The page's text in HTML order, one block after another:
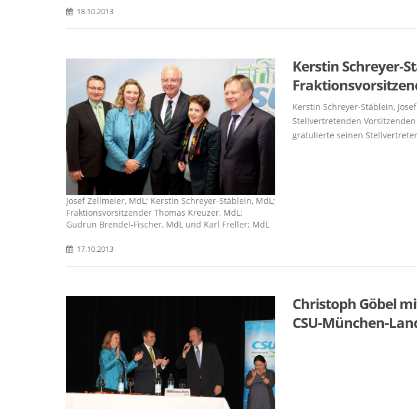
18.10.2013
Josef Zellmeier, MdL; Kerstin Schreyer-Stäblein, MdL;
Fraktionsvorsitzender Thomas Kreuzer, MdL;
Gudrun Brendel-Fischer, MdL und Karl Freller; MdL
Kerstin Schreyer-
Kerstin Schreyer-Stäblein,
Stellvertretenden
gratulierte seinen
17.10.2013
Christoph Göbel
CSU-München-